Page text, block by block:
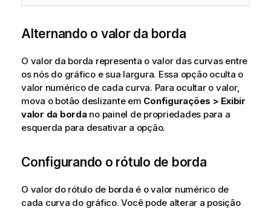
Alternando o valor da borda
O valor da borda representa o valor das curvas entre
os nós do gráfico e sua largura. Essa opção oculta o
valor numérico de cada curva. Para ocultar o valor,
mova o botão deslizante em Configurações > Exibir
valor da bordano painel de propriedades para a
esquerda para desativar a opção.
Configurando o rótulo de borda
O valor do rótulo de borda é o valor numérico de
cada curva do gráfico. Você pode alterar a posição